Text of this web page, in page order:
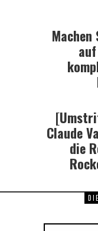
Claude
die